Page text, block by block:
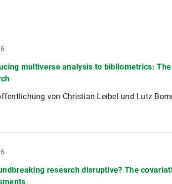
multiverse analysis to bibliometrics:
von Christian Leibel und Lutz
research disruptive? The